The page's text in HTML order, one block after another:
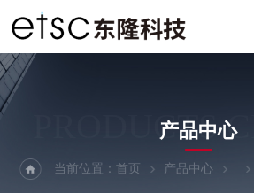
PRODUCTS
产品中心
当前位置：首页 产品中心